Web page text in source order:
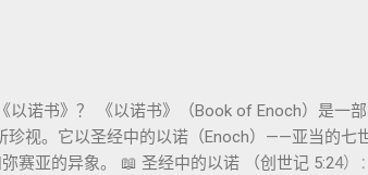
圣 存在（ divine beings） 4. 法官 被 委托 施行
神 权 代表 受托 执行 神 旨意 的 人（ 如 摩西）
自然 的 显现 撒 上 28: 13 灵界 显现 或 尊称（
创造 天地。” 尽管 Elohim 是 复数 形式， 但 与 动词“ 创造”（ בָּרָא） 为 单数， 语法 结构 显示 这 是在 强调 一位 ...
诺书》？ 《以诺书》（Book of Enoch）是一
视。它以圣经中的以诺（Enoch）——亚当的七
亚的异象。 📖 圣经中的以诺 （创世记 5:24）：